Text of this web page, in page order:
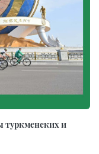
туркменских и